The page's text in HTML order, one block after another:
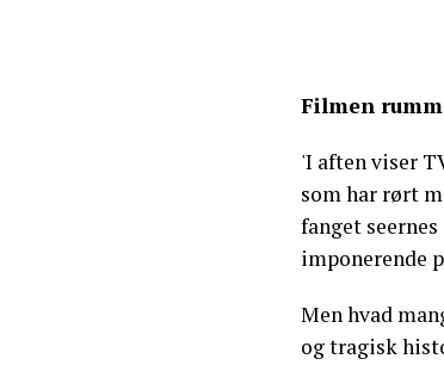
Filmen
'I aften viser
som har rørt
fanget
imponerende
Men hvad
og tragisk